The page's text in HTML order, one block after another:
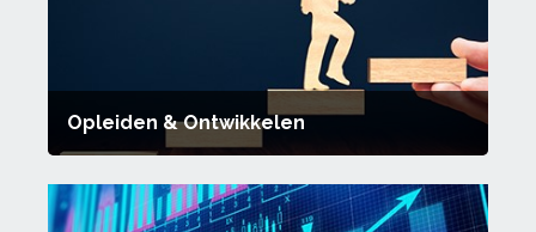
Opleiden & Ontwikkelen